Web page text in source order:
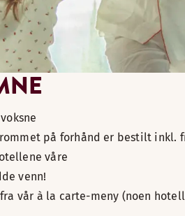
på forhånd er bestilt inkl.
våre
venn!
vår à la carte-meny (noen